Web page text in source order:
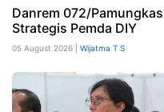
Danrem 072/
Strategis Pemda DIY
05 August 2026 | Wijatma T S